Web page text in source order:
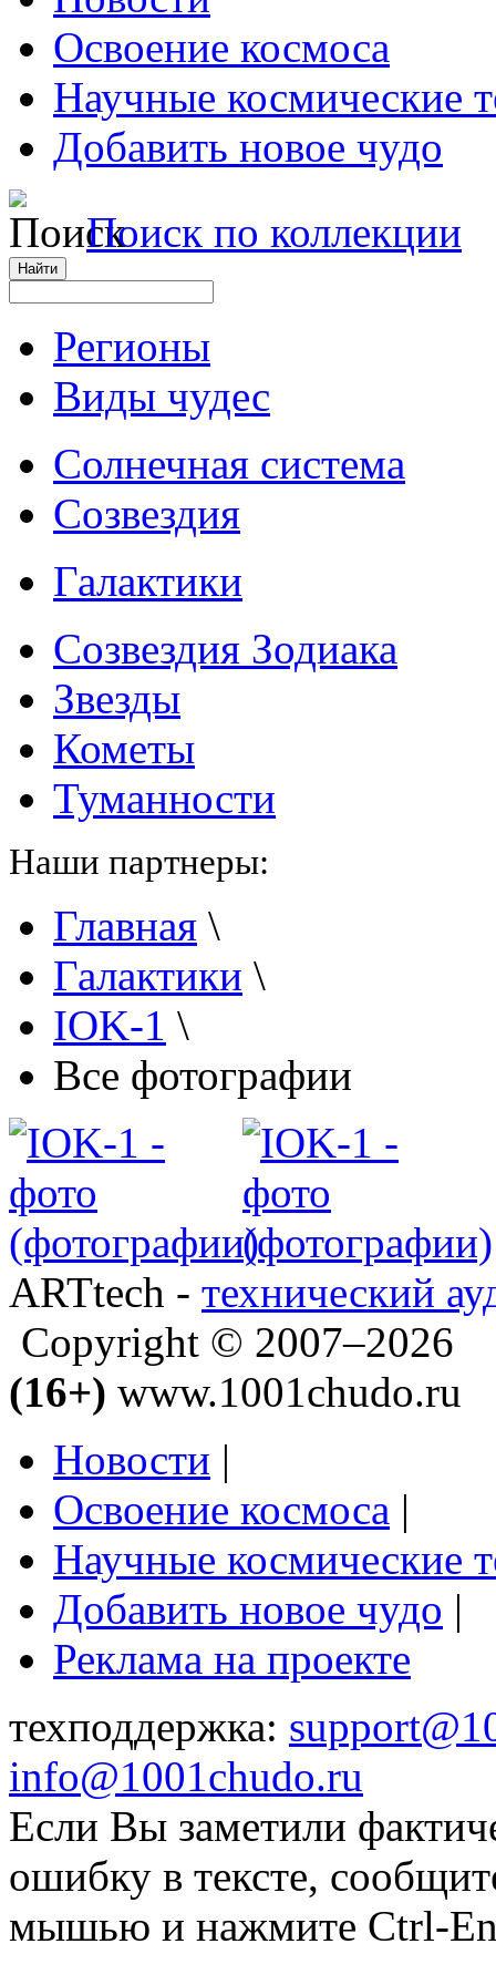
Освоение космоса
Научные космические
Добавить новое чудо
Поиск по коллекции
Регионы
Виды чудес
Солнечная система
Созвездия
Галактики
Созвездия Зодиака
Звезды
Кометы
Туманности
Наши партнеры:
Главная \
Галактики \
IOK-1 \
Все фотографии
ARTtech - технический
Copyright © 2007–2026
(16+) www.1001chudo.ru
Новости |
Освоение космоса |
Научные космические
Добавить новое чудо |
Реклама на проекте
техподдержка:
info@1001chudo.ru
Если Вы заметили
ошибку в тексте,
мышью и нажмите Ctrl-